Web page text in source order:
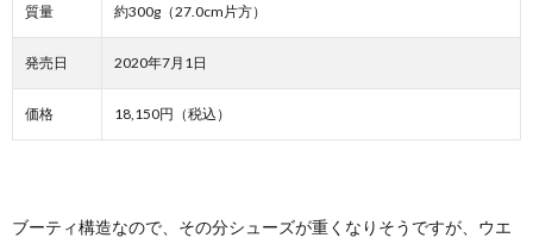
質量 約300g（27.0cm片方）
発売日 2020年7月1日
価格 18,150円（税込）
ブーティ構造なので、その分シューズが重くなりそうですが、ウエ